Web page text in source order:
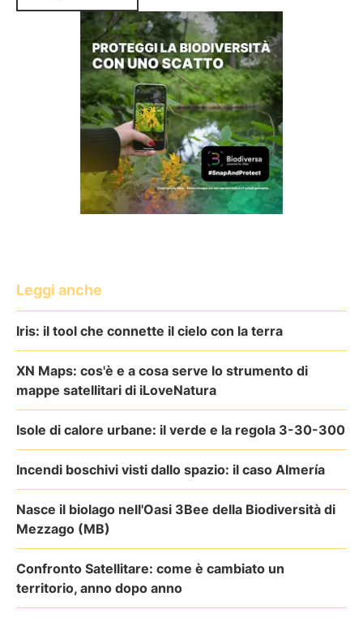
Leggi anche
Iris: il tool che connette il cielo con la terra
XN Maps: cos'è e a cosa serve lo strumento di
mappe satellitari di iLoveNatura
Isole di calore urbane: il verde e la regola 3-30-300
Incendi boschivi visti dallo spazio: il caso Almería
Nasce il biolago nell'Oasi 3Bee della Biodiversità di
Mezzago (MB)
Confronto Satellitare: come è cambiato un
territorio, anno dopo anno